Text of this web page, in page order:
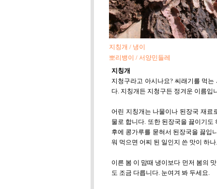
지칭개 / 냉이
뽀리뱅이 / 서양민들레
지칭개
지청구라고 아시나요? 씨래기를 먹
다. 지칭개든 지청구든 정겨운 이름입
어린 지칭개는 나물이나 된장국 재
물로 합니다. 또한 된장국을 끓이기
후에 콩가루를 묻혀서 된장국을 끓입
워 먹으면 어찌 된 일인지 쓴 맛이 하
이른 봄 이 맘때 냉이보다 먼저 봄의
도 조금 다릅니다. 눈여겨 봐 두세요.